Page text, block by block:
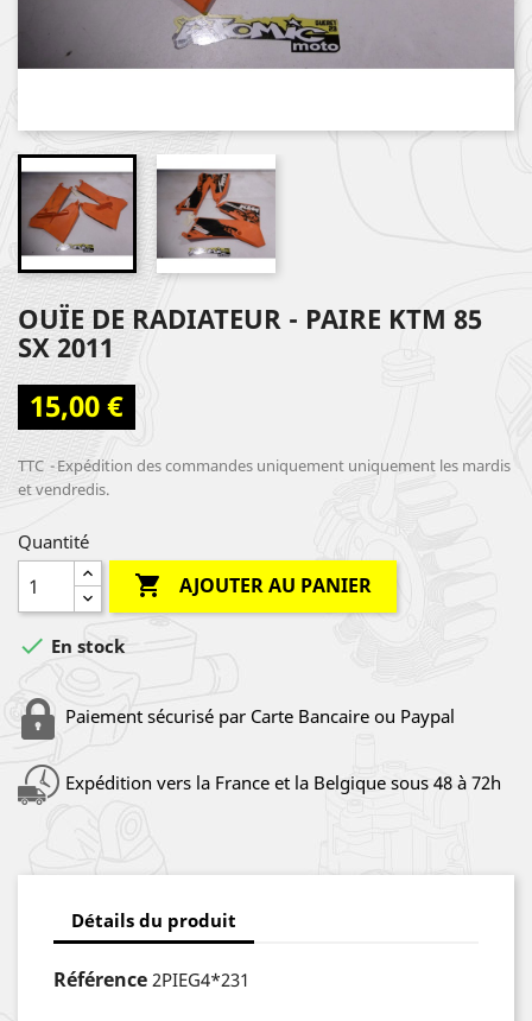
OUÏE DE RADIATEUR - PAIRE KTM 85
SX 2011
15,00 €
TTC
Expédition des commandes uniquement uniquement les mardis
et vendredis.
Quantité
 AJOUTER AU PANIER
 En stock
Paiement sécurisé par Carte Bancaire ou Paypal
Expédition vers la France et la Belgique sous 48 à 72h
Détails du produit
Référence 2PIEG4*231